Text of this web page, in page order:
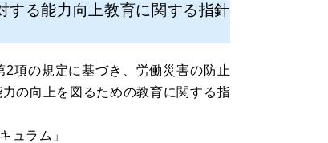
する能力向上教育に関する指針
2項の規定に基づき、労働災害の防止
の向上を図るための教育に関する指
ュラム」